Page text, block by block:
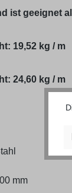
ist geeignet
19,52 kg / m
24,60 kg / m
mm